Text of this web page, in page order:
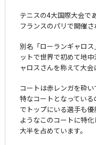
テニスの4大国際大会で
フランスのパリで開催さ
別名「ローランギャロ
ットで世界で初めて地
ャロスさんを称えて大会
コートは赤レンガを砕
特なコートとなってい
でトップにいる選手も
ようなこのコートに特
大半を占めています。